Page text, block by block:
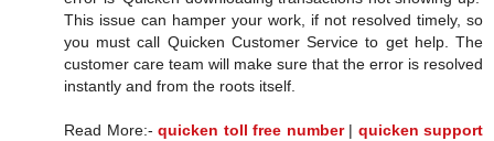
This issue can hamper your work, if not resolved timely, so
you must call Quicken Customer Service to get help. The
customer care team will make sure that the error is resolved
instantly and from the roots itself.
Read More:- quicken toll free number| quicken support